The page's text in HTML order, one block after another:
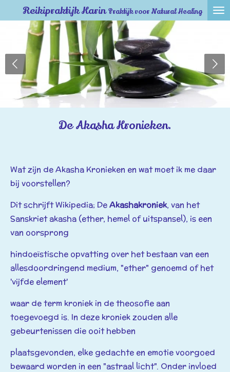
de
hoofdinhoud
Reikipraktijk KarinPraktijk voor Natural Healing
De Akasha Kronieken.
Wat zijn de Akasha Kronieken en wat moet ik me daar
bij voorstellen?
Dit schrijft Wikipedia; DeAkashakroniek, van het
Sanskriet akasha (ether, hemel of uitspansel), is een
van oorsprong
hindoeïstische opvatting over het bestaan van een
allesdoordringend medium, "ether" genoemd of het
'vijfde element'
waar de term kroniek in de theosofie aan
toegevoegd is. In deze kroniek zouden alle
gebeurtenissen die ooit hebben
plaatsgevonden, elke gedachte en emotie voorgoed
bewaard worden in een "astraal licht". Onder invloed